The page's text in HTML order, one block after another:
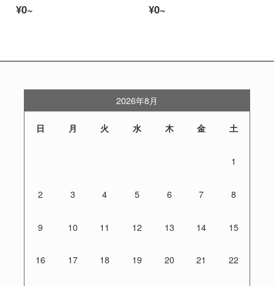
¥0~
¥0~
2026年8月
日 月 火 水 木 金 土
1
2 3 4 5 6 7 8
9 10 11 12 13 14 15
16 17 18 19 20 21 22